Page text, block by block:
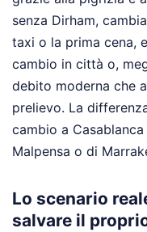
senza Dirham,
taxi o la prima cena,
cambio in città o,
debito moderna che
prelievo. La
cambio a
Malpensa o di
Lo scenario
salvare il